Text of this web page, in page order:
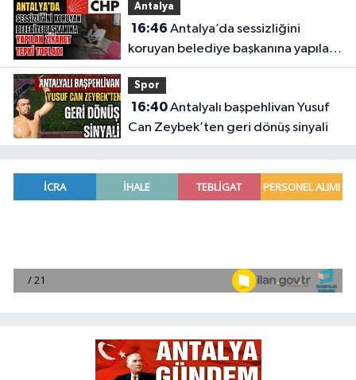
Antalya
16:46
koruyan belediye başkanına yapılan
ziyaret tepki topladı
Spor
16:40Antalyalı başpehlivan Yusuf
Can Zeybek’ten geri dönüş sinyali